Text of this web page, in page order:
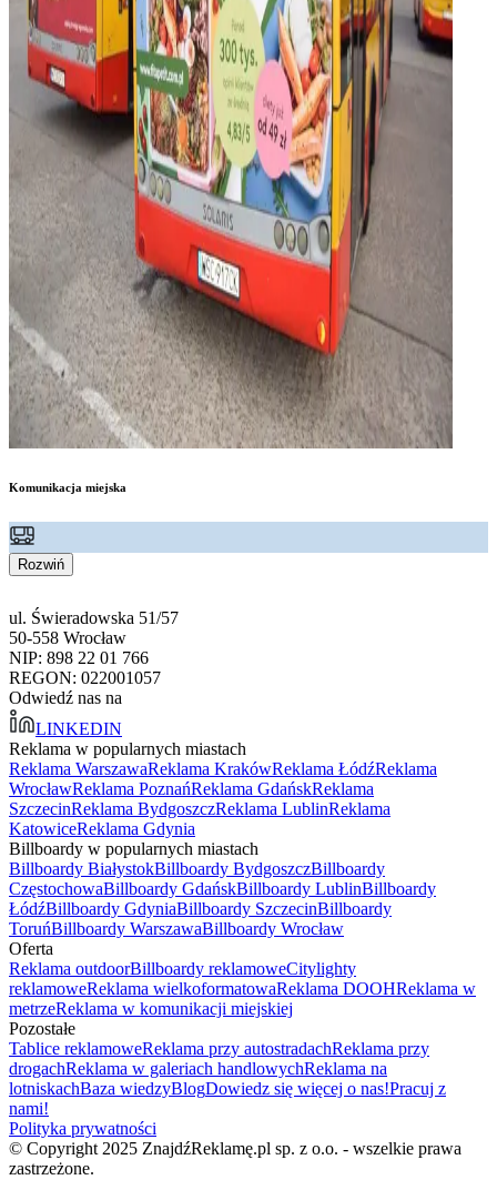
Komunikacja miejska
Rozwiń
ul. Świeradowska 51/57
50-558 Wrocław
NIP: 898 22 01 766
REGON: 022001057
Odwiedź nas na
LINKEDIN
Reklama w popularnych miastach
Reklama WarszawaReklama KrakówReklama ŁódźReklama
WrocławReklama PoznańReklama GdańskReklama
SzczecinReklama BydgoszczReklama LublinReklama
KatowiceReklama Gdynia
Billboardy w popularnych miastach
Billboardy BiałystokBillboardy BydgoszczBillboardy
CzęstochowaBillboardy GdańskBillboardy LublinBillboardy
ŁódźBillboardy GdyniaBillboardy SzczecinBillboardy
ToruńBillboardy WarszawaBillboardy Wrocław
Oferta
Reklama outdoorBillboardy reklamoweCitylighty
reklamoweReklama wielkoformatowaReklama DOOHReklama w
metrzeReklama w komunikacji miejskiej
Pozostałe
Tablice reklamoweReklama przy autostradachReklama przy
drogachReklama w galeriach handlowychReklama na
lotniskachBaza wiedzyBlogDowiedz się więcej o nas!Pracuj z
nami!
Polityka prywatności
© Copyright 2025 ZnajdźReklamę.pl sp. z o.o. - wszelkie prawa
zastrzeżone.